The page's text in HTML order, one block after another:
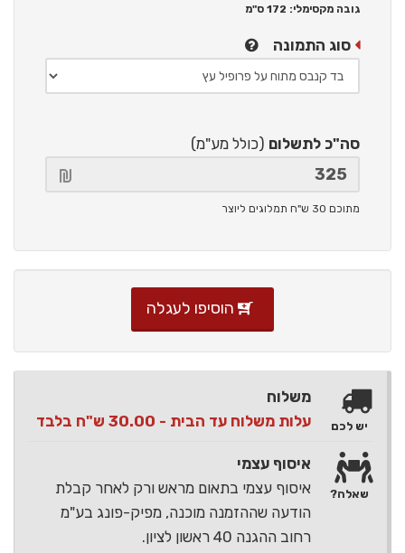
גובה מקסימלי: 172 ס"מ
סוג התמונה
סה"כ לתשלום (כולל מע"מ)
מתוכם 30 ש"ח תמלוגים ליוצר
הוסיפו לעגלה
משלוח
עלות משלוח עד הבית - 30.00 ש"ח בלבד
איסוף עצמי
איסוף עצמי בתאום מראש ורק לאחר קבלת
הודעה שההזמנה מוכנה, מפיק-פונג בע"מ
רחוב ההגנה 40 ראשון לציון.
יש לכם
שאלה?